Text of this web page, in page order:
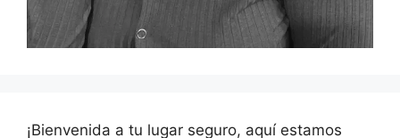
¡Bienvenida a tu lugar seguro, aquí estamos